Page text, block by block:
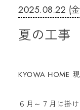
2025.08.22 (
夏の工事
KYOWA HOME
６月～７月に掛